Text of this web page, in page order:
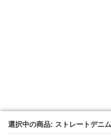
選択中の商品: ストレートデニ
選択中の商品: ストレートデニ